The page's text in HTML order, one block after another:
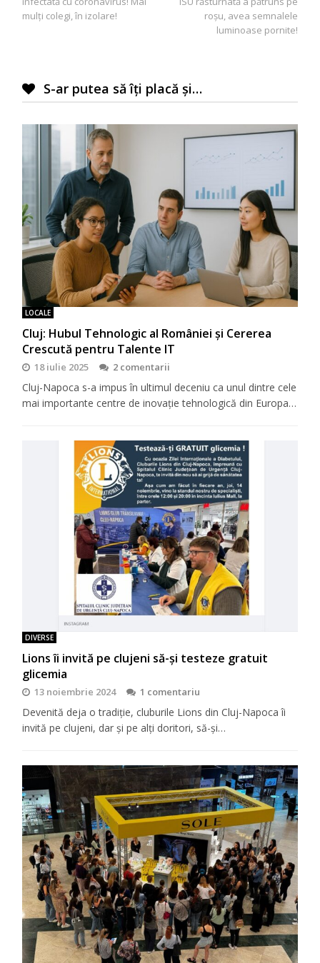
articole
roșu, avea semnalele
luminoase pornite!
mulţi colegi, în izolare!
S-ar putea să îți placă și…
LOCALE
Cluj: Hubul Tehnologic al României și Cererea
Crescută pentru Talente IT
18 iulie 2025 2 comentarii
Cluj-Napoca s-a impus în ultimul deceniu ca unul dintre cele
mai importante centre de inovație tehnologică din Europa…
DIVERSE
Lions îi invită pe clujeni să-şi testeze gratuit
glicemia
13 noiembrie 2024 1 comentariu
Devenită deja o tradiţie, cluburile Lions din Cluj-Napoca îi
invită pe clujeni, dar şi pe alţi doritori, să-şi…